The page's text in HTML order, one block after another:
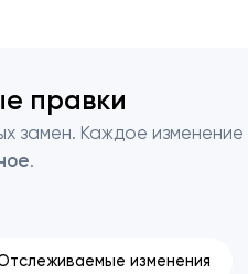
правки
замен. Каждое изменение
.
изменения